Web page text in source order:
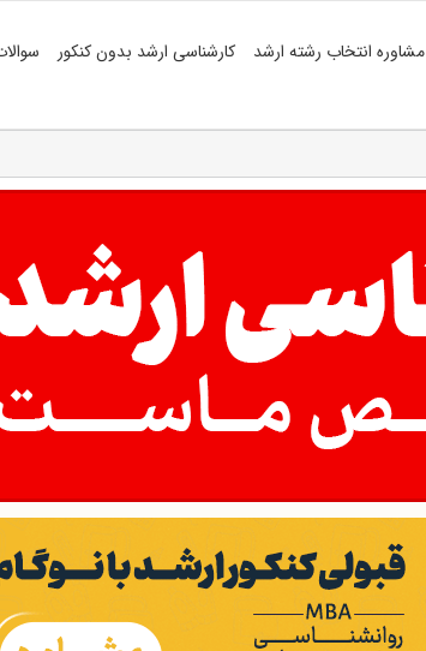
مشاوره انتخاب رشته ارشد کارشناسی ارشد بدون کنکور